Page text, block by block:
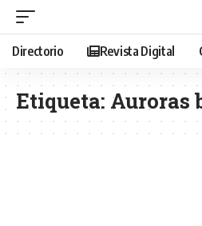
Directorio Revista Digital
Etiqueta: Auroras